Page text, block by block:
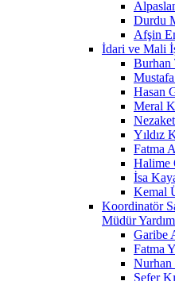
Durdu
Afşin
İdari ve Mali
Burhan
Hasan
Meral
Yıldız
Fatma
Halime
İsa
Kemal
Koordinatör
Müdür
Garibe
Fatma
Nurhan
Sefer